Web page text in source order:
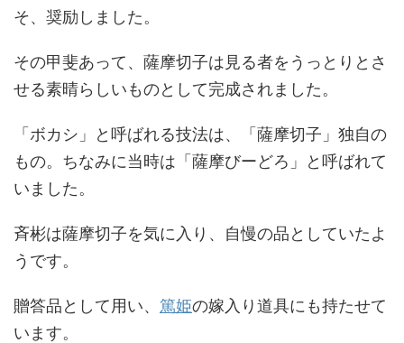
そ、奨励しました。
その甲斐あって、薩摩切子は見る者をうっとりとさ
せる素晴らしいものとして完成されました。
「ボカシ」と呼ばれる技法は、「薩摩切子」独自の
もの。ちなみに当時は「薩摩びーどろ」と呼ばれて
いました。
斉彬は薩摩切子を気に入り、自慢の品としていたよ
うです。
贈答品として用い、 篤姫の嫁入り道具にも持たせて
います。